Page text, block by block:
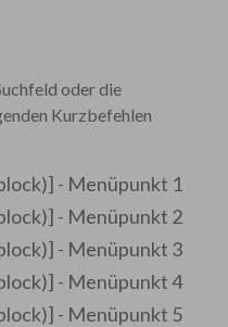
oder die
Kurzbefehlen
- Menüpunkt 1
- Menüpunkt 2
- Menüpunkt 3
- Menüpunkt 4
- Menüpunkt 5